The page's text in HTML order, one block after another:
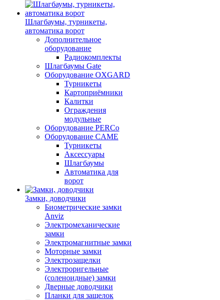
Шлагбаумы, турникеты,
автоматика ворот
Дополнительное
оборудование
Радиокомплекты
Шлагбаумы Gate
Оборудование OXGARD
Турникеты
Картоприёмники
Калитки
Ограждения
модульные
Оборудование PERCo
Оборудование CAME
Турникеты
Аксессуары
Шлагбаумы
Автоматика для
ворот
Замки, доводчики
Биометрические замки
Anviz
Электромеханические
замки
Электромагнитные замки
Моторные замки
Электрозащелки
Электроригельные
(cоленоидные) замки
Дверные доводчики
Планки для защелок